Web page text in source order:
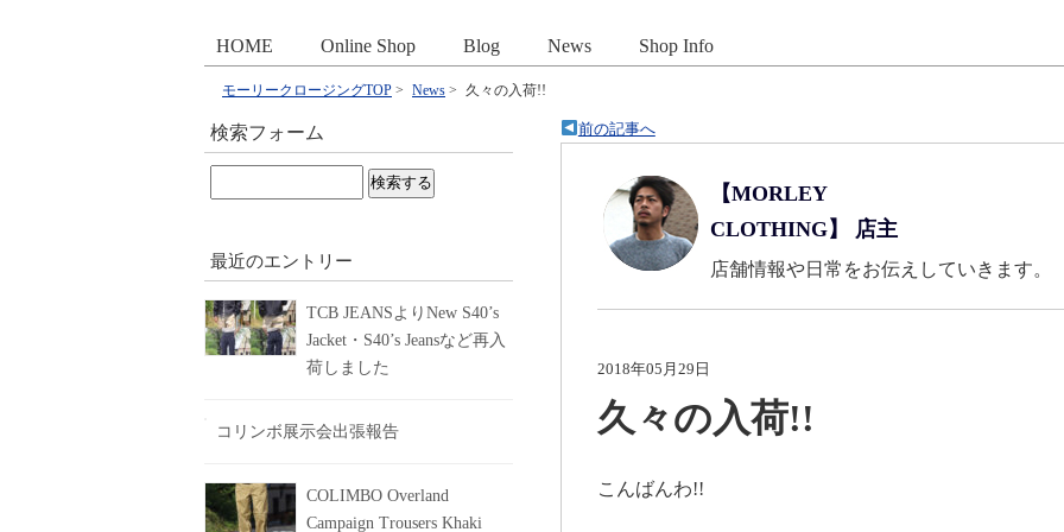
HOME Online Shop Blog News Shop Info
モーリークロージングTOP > News > 久々の入荷!!
前の記事へ
【MORLEY
CLOTHING】 店主
店舗情報や日常をお伝えしていきます。
2018年05月29日
久々の入荷!!
こんばんわ!!
検索フォーム
最近のエントリー
TCB JEANSよりNew S40’s
Jacket・S40’s Jeansなど再入
荷しました
コリンボ展示会出張報告
COLIMBO Overland
Campaign Trousers Khaki